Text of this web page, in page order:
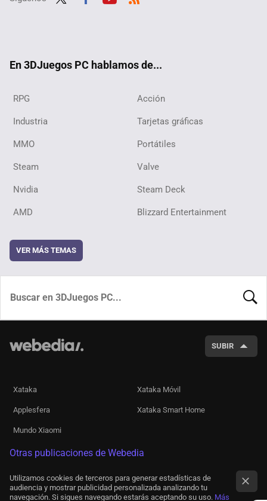
En 3DJuegos PC hablamos de...
RPG Acción
Industria Tarjetas gráficas
MMO Portátiles
Steam Valve
Nvidia Steam Deck
AMD Blizzard Entertainment
VER MÁS TEMAS
SUBIR
Xataka Xataka Móvil
Applesfera Xataka Smart Home
Mundo Xiaomi
Otras publicaciones de Webedia
Utilizamos cookies de terceros para generar estadísticas de
audiencia y mostrar publicidad personalizada analizando tu
navegación. Si sigues navegando estarás aceptando su uso. Más